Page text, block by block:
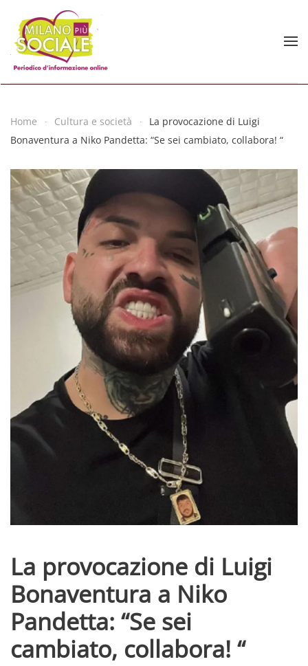
Skip to main content
Home Cultura e società
La provocazione di Luigi
Bonaventura a Niko Pandetta: “Se sei cambiato, collabora! “
La provocazione di Luigi
Bonaventura a Niko
Pandetta: “Se sei
cambiato, collabora! “